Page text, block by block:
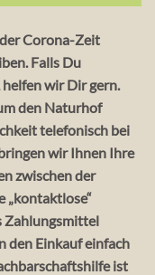
Corona-Zeit
Falls Du
wir Dir gern.
den Naturhof
telefonisch bei
wir Ihnen Ihre
zwischen der
„kontaktlose“
Zahlungsmittel
den Einkauf einfach
ist